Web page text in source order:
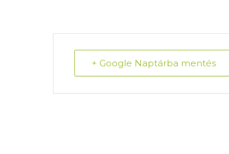
+ Google Naptárba mentés